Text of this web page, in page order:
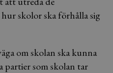
skolor ska förhålla sig
om skolan ska kunna
partier som skolan tar